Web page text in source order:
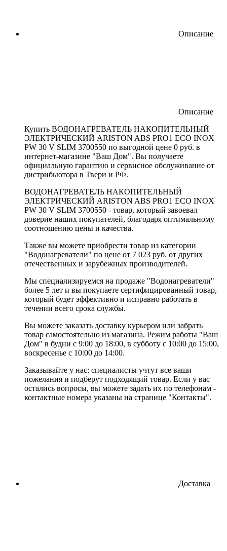
Описание
Описание
Купить ВОДОНАГРЕВАТЕЛЬ НАКОПИТЕЛЬНЫЙ
ЭЛЕКТРИЧЕСКИЙ ARISTON ABS PRO1 ECO INOX
PW 30 V SLIM 3700550 по выгодной цене 0 руб. в
интернет-магазине "Ваш Дом". Вы получаете
официальную гарантию и сервисное обслуживание от
дистрибьютора в Твери и РФ.
ВОДОНАГРЕВАТЕЛЬ НАКОПИТЕЛЬНЫЙ
ЭЛЕКТРИЧЕСКИЙ ARISTON ABS PRO1 ECO INOX
PW 30 V SLIM 3700550 - товар, который завоевал
доверие наших покупателей, благодаря оптимальному
соотношению цены и качества.
Также вы можете приобрести товар из категории
"Водонагреватели" по цене от 7 023 руб. от других
отечественных и зарубежных производителей.
Мы специализируемся на продаже "Водонагреватели"
более 5 лет и вы покупаете сертифицированный товар,
который будет эффективно и исправно работать в
течении всего срока службы.
Вы можете заказать доставку курьером или забрать
товар самостоятельно из магазина. Режим работы "Ваш
Дом" в будни с 9:00 до 18:00, в субботу с 10:00 до 15:00,
воскресенье с 10:00 до 14:00.
Заказывайте у нас: специалисты учтут все ваши
пожелания и подберут подходящий товар. Если у вас
остались вопросы, вы можете задать их по телефонам -
контактные номера указаны на странице "Контакты".
Доставка